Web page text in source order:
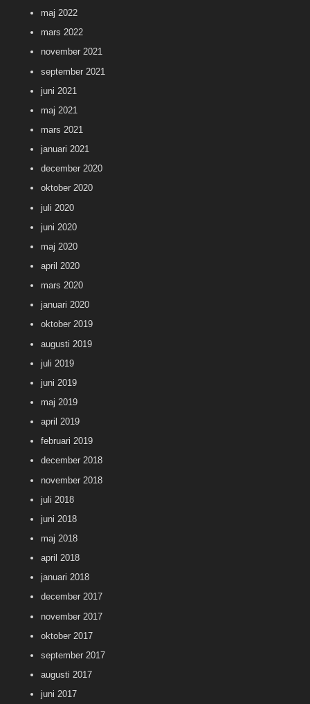
maj 2022
mars 2022
november 2021
september 2021
juni 2021
maj 2021
mars 2021
januari 2021
december 2020
oktober 2020
juli 2020
juni 2020
maj 2020
april 2020
mars 2020
januari 2020
oktober 2019
augusti 2019
juli 2019
juni 2019
maj 2019
april 2019
februari 2019
december 2018
november 2018
juli 2018
juni 2018
maj 2018
april 2018
januari 2018
december 2017
november 2017
oktober 2017
september 2017
augusti 2017
juni 2017